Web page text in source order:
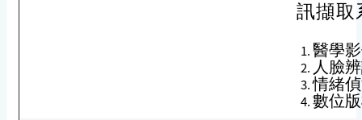
訊擷取
醫學
人臉
情緒
數位